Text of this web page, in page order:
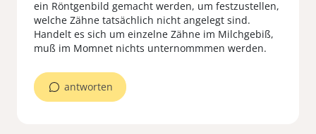
ein Röntgenbild gemacht werden, um festzustellen,
welche Zähne tatsächlich nicht angelegt sind.
Handelt es sich um einzelne Zähne im Milchgebiß,
muß im Momnet nichts unternommmen werden.
antworten